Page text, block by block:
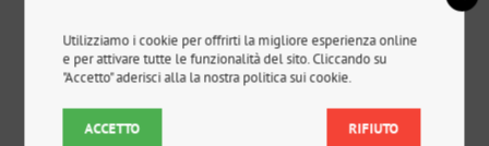
Ricerca
Prodotti su misura
Utilizziamo i cookie per offrirti la migliore esperienza online
e per attivare tutte le funzionalità del sito. Cliccando su
"Accetto" aderisci alla la nostra politica sui cookie.
ACCETTO RIFIUTO